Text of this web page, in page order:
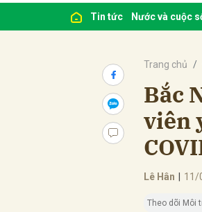
Tin tức Nước và cuộc
Trang chủ
Bắc
viên
Lê Hân 11/
Theo dõi Môi